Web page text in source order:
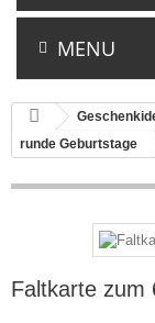
MENU
runde Geburtstage
Faltkarte zum